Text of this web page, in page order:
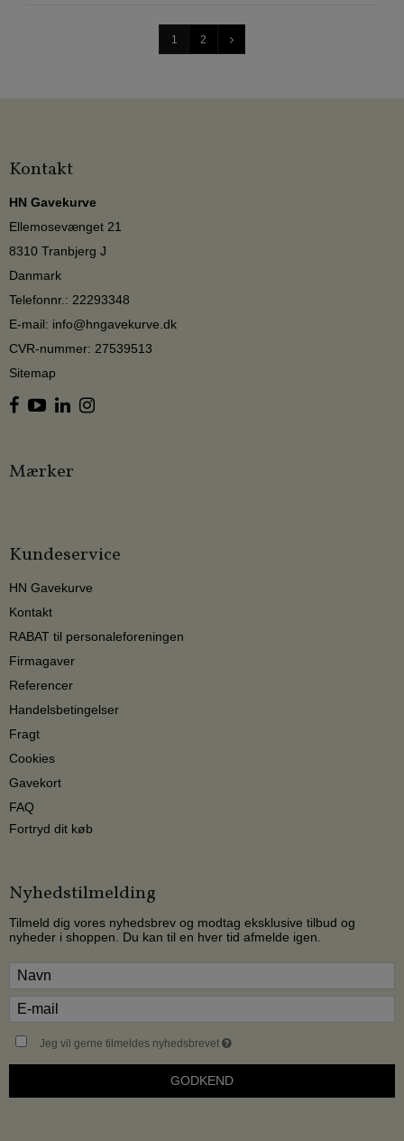
1 2
Kontakt
HN Gavekurve
Ellemosevænget 21
8310 Tranbjerg J
Danmark
Telefonnr. : 22293348
E-mail: info@hngavekurve.dk
CVR-nummer: 27539513
Sitemap
Mærker
Kundeservice
HN Gavekurve
Kontakt
RABAT til personaleforeningen
Firmagaver
Referencer
Handelsbetingelser
Fragt
Cookies
Gavekort
FAQ
Fortryd dit køb
Nyhedstilmelding
Tilmeld dig vores nyhedsbrev og modtag eksklusive tilbud og
nyheder i shoppen. Du kan til en hver tid afmelde igen.
Jeg vil gerne tilmeldes nyhedsbrevet
GODKEND